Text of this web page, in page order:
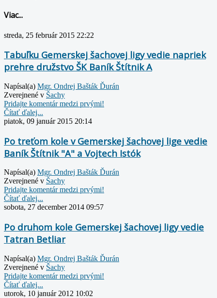
Viac...
streda, 25 február 2015 22:22
Tabuľku Gemerskej šachovej ligy vedie napriek
prehre družstvo ŠK Baník Štítnik A
Napísal(a) Mgr. Ondrej Bašták Ďurán
Zverejnené v Šachy
Pridajte komentár medzi prvými!
Čítať ďalej...
piatok, 09 január 2015 20:14
Po treťom kole v Gemerskej šachovej lige vedie
Baník Štítnik "A" a Vojtech Istók
Napísal(a) Mgr. Ondrej Bašták Ďurán
Zverejnené v Šachy
Pridajte komentár medzi prvými!
Čítať ďalej...
sobota, 27 december 2014 09:57
Po druhom kole Gemerskej šachovej ligy vedie
Tatran Betliar
Napísal(a) Mgr. Ondrej Bašták Ďurán
Zverejnené v Šachy
Pridajte komentár medzi prvými!
Čítať ďalej...
utorok, 10 január 2012 10:02